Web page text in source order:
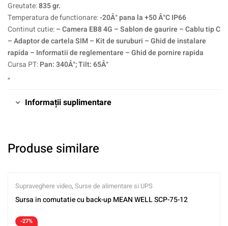
Greutate:835 gr.
Temperatura de functionare:-20Â° pana la +50 Â°C IP66
Continut cutie:– Camera EB8 4G – Sablon de gaurire – Cablu tip C
– Adaptor de cartela SIM – Kit de suruburi – Ghid de instalare
rapida – Informatii de reglementare – Ghid de pornire rapida
Cursa PT:Pan: 340Â°; Tilt: 65Â°
„
Informații suplimentare
Produse similare
Supraveghere video, Surse de alimentare si UPS
Sursa in comutatie cu back-up MEAN WELL SCP-75-12
-27%